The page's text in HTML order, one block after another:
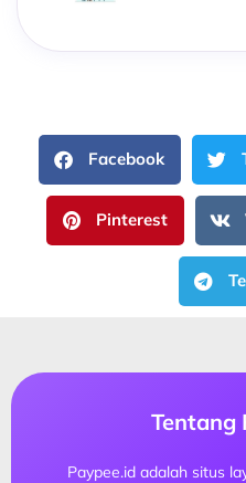
Facebook
Pinterest
Tentang
Paypee.id adalah situs